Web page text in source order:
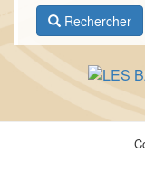
Rechercher